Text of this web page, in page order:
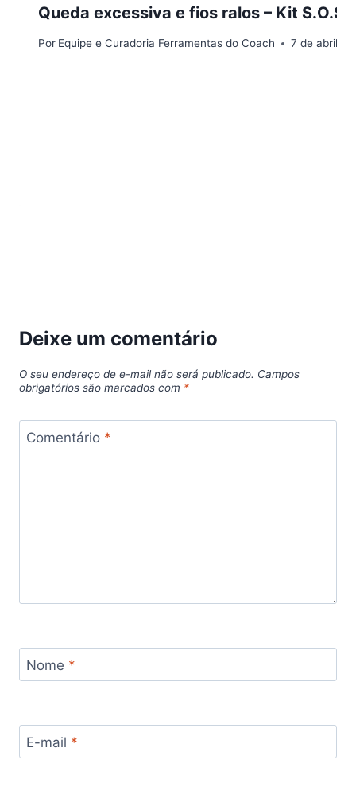
Queda excessiva e fios ralos – Kit S.O.S
Por Equipe e Curadoria Ferramentas do Coach 7 de abril
Deixe um comentário
O seu endereço de e-mail não será publicado. Campos
obrigatórios são marcados com *
Comentário *
Nome *
E-mail *